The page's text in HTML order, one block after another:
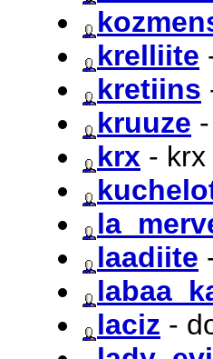
krelliite
kretiins
kruuze
krx - krx
laadiite
laciz -